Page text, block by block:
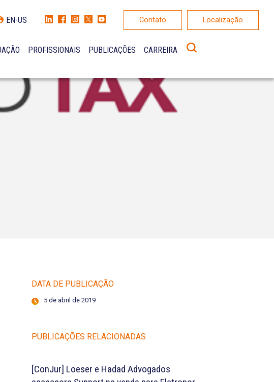
EN-US Contato Localização
PROFISSIONAIS PUBLICAÇÕES CARREIRA
DATA DE PUBLICAÇÃO
5 de abril de 2019
PUBLICAÇÕES RELACIONADAS
[ConJur] Loeser e Hadad Advogados